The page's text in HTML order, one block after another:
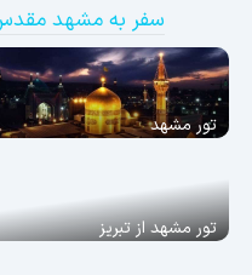
سفر به مشهد مقدس
تور مشهد
تور مشهد از تبریز